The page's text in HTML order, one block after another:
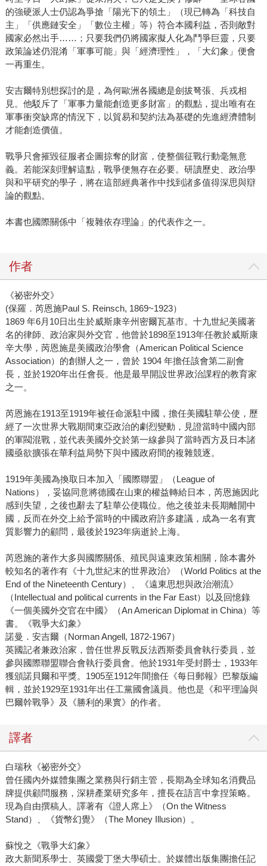
的強硬派人士仍認為爭搶「陽光下的領土」（現已轉為「科技自
主」「供應鏈安全」「數位主權」等）符合本國利益，否則敵對
國家必然出手……；只要我們仍將國家擬人化為鬥爭巨靈，只要
政策論述仍混淆「軍事可能」與「經濟理性」，「大幻象」便會
一再重生。
安吉爾特別想探討的是，為何歐洲各國總是劍拔弩張、兵戎相
見。他駁斥了「軍事力量能創造更多財富」的觀點，提出唯有在
軍事衝突缺席的情況下，以貿易和契約法為基礎的先進經濟體制
才能創造價值。
戰爭只會摧毀征服者企圖掠奪的財富，使整個征戰行動毫無意
義。若能深刻理解這點，戰爭便無存在必要。研讀歷史、政治學
與和平研究的學子，將在這部經典著作中找到諸多值得深思與辯
論的觀點。
本書也國際關係中「複雜依存理論」的代表作之一。
作者
《祕密外交》
(保羅．芮恩施Paul S. Reinsch, 1869~1923）
1869 年6月10日出生於威斯康辛州密爾瓦基市。十九世紀美國著
名的律師、政治家與外交官，他曾於1898至1913年任教於威斯康
辛大學，苪恩施是美國政治學會（American Political Science
Association）的創辦人之一，曾於 1904 年擔任該會第二副會
長，並於1920年出任會長。他是最早開設世界政治課程的教育家
之一。
芮恩施在1913至1919年被任命派駐中國，擔任美國駐華公使，歷
經了一次世界大戰期間東亞政治的劇烈變動，見證當時中國內部
的軍閥混戰，並代表美國外交於第一線參與了當時西方及日本諸
國亟欲擴張在華利益局勢下與中國政府間的複雜競逐。
1919年美國為換取日本加入「國際聯盟」（League of
Nations），妥協同意將德國在山東的權益轉給日本，芮恩施因此
感到失望，之後也辭去了駐華公使職位。他之後並未長期離開中
國，反而在外交上給予當時的中國政府許多建議，成為一名有實
質影響力的顧問，最後於1923年病逝於上海。
芮恩施的著作大多與國際關係、殖民與遠東政策相關，除本書外
較知名的著作有《十九世紀末的世界政治》（World Politics at the
End of the Nineteenth Century）、《遠東思想與政治潮流》
（Intellectual and political currents in the Far East）以及回憶錄
《一個美國外交官在中國》（An American Diplomat in China）等
書。
《戰爭大幻象》
諾曼．安吉爾（Norman Angell, 1872-1967）
英國記者兼政治家，曾任世界反戰反法西斯委員會執行委員，並
參與國際聯盟聯合會執行委員會。他於1931年受封爵士，1933年
獲頒諾貝爾和平獎。1905至1912年間擔任《每日郵報》巴黎版編
輯，並於1929至1931年出任工黨國會議員。他也是《和平理論與
巴爾幹戰爭》及《勝利的果實》的作者。
譯者
白瑞秋《祕密外交》
曾任國內外媒體集團之業務與行銷主管，長期為全球知名消費品
牌提供顧問服務，深耕產業研究多年，擅長在語言中拿捏策略。
現為自由撰稿人。譯著有《證人席上》（On the Witness
Stand）、《貨幣幻覺》（The Money Illusion）。
蘇悅之《戰爭大幻象》
政大新聞系學士、英國愛丁堡大學碩士。於媒體出版集團擔任記